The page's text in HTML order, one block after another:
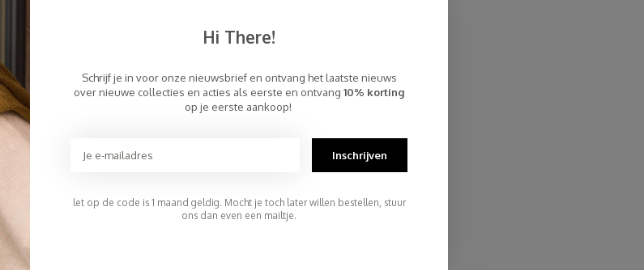
Hi There!
Schrijf je in voor onze nieuwsbrief en ontvang het laatste nieuws
over nieuwe collecties en acties als eerste en ontvang 10% korting
op je eerste aankoop!
Inschrijven
let op de code is 1 maand geldig. Mocht je toch later willen bestellen, stuur
ons dan even een mailtje.